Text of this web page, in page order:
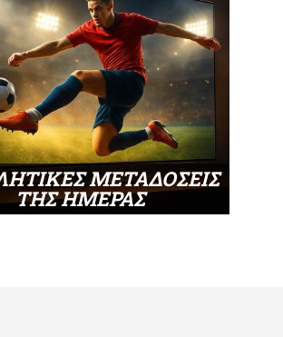
ΜΕΤΑΔΟΣΕΙΣ
ΤΗΣ ΗΜΕΡΑΣ